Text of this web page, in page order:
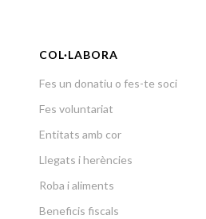
COL·LABORA
Fes un donatiu o fes-te soci
Fes voluntariat
Entitats amb cor
Llegats i herències
Roba i aliments
Beneficis fiscals